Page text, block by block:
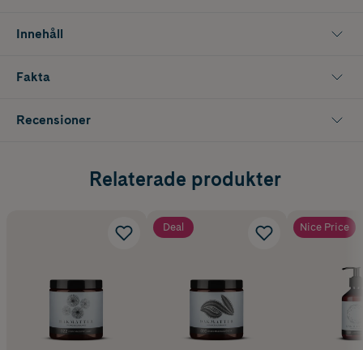
Innehåll
Fakta
Recensioner
Relaterade produkter
Deal Nice Price